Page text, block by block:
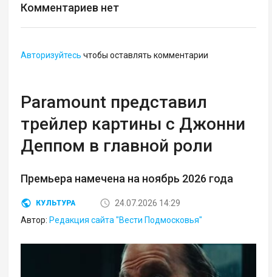
Комментариев нет
Авторизуйтесь чтобы оставлять комментарии
Paramount представил
трейлер картины с Джонни
Деппом в главной роли
Премьера намечена на ноябрь 2026 года
КУЛЬТУРА
24.07.2026 14:29
Автор:Редакция сайта "Вести Подмосковья"